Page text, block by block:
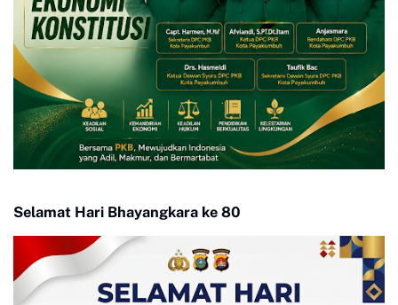
Selamat Hari Bhayangkara ke 80